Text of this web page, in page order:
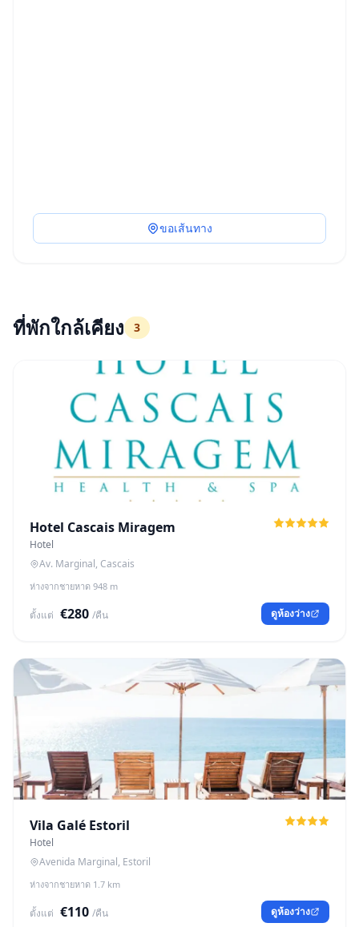
ขอเส้นทาง
ที่พักใกล้เคียง 3
Hotel Cascais Miragem
Hotel
Av. Marginal, Cascais
ห่างจากชายหาด 948 m
ตั้งแต่ €280 /คืน ดูห้องว่าง
Vila Galé Estoril
Hotel
Avenida Marginal, Estoril
ห่างจากชายหาด 1.7 km
ตั้งแต่ €110 /คืน ดูห้องว่าง